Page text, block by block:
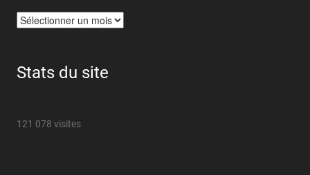
Archives
Stats du site
121 078 visites